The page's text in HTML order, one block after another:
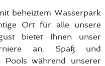
beheiztem Wasserpark
Ort für alle unsere
bietet Ihnen unser
an. Spaß und
Pools während unserer